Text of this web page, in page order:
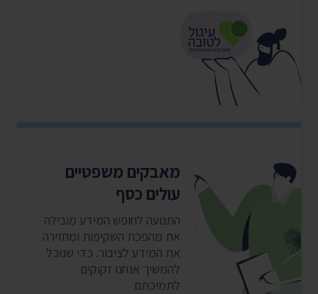
מאבקים משפטיים
עולים כסף
התנועה לחופש המידע מובילה
את מהפכת השקיפות ומחזירה
את המידע לציבור. כדי שנוכל
להמשיך אנחנו זקוקים
לתמיכתם